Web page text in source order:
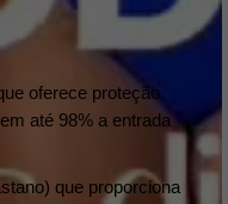
oferece proteção
até 98% a entrada
que proporciona